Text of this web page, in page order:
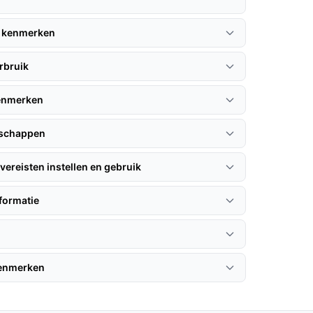
instellen en gebruik